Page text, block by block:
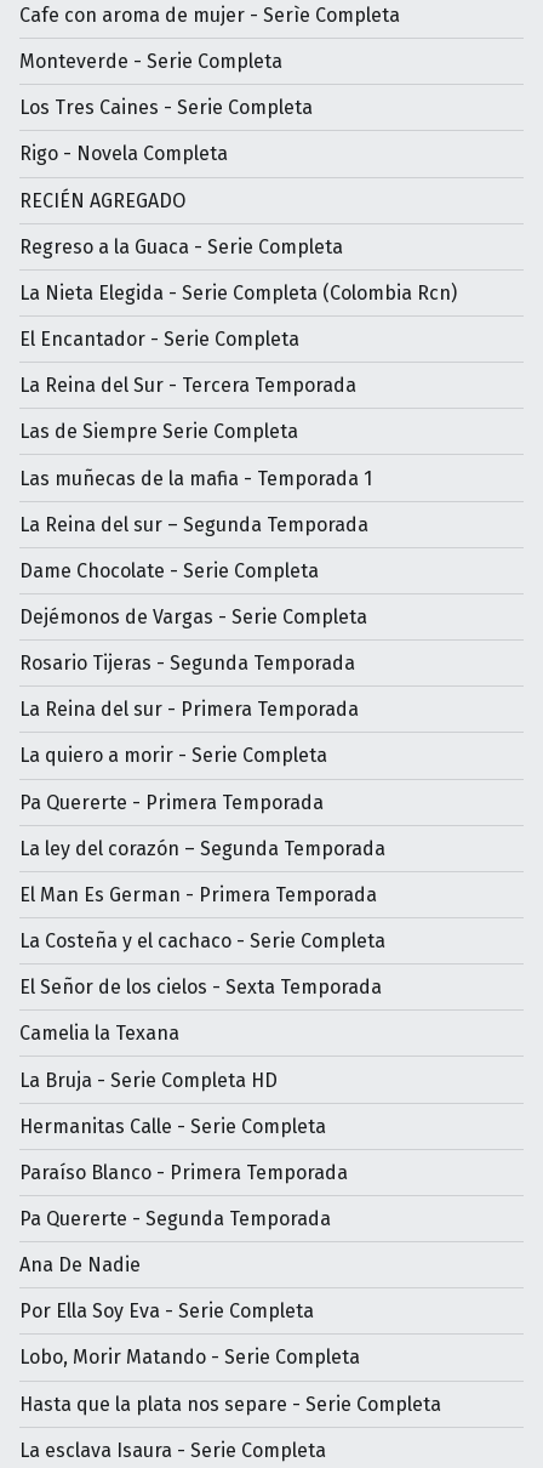
Cafe con aroma de mujer - Serìe Completa
Monteverde - Serie Completa
Los Tres Caines - Serie Completa
Rigo - Novela Completa
RECIÉN AGREGADO
Regreso a la Guaca - Serie Completa
La Nieta Elegida - Serie Completa (Colombia Rcn)
El Encantador - Serie Completa
La Reina del Sur - Tercera Temporada
Las de Siempre Serie Completa
Las muñecas de la mafia - Temporada 1
La Reina del sur – Segunda Temporada
Dame Chocolate - Serie Completa
Dejémonos de Vargas - Serie Completa
Rosario Tijeras - Segunda Temporada
La Reina del sur - Primera Temporada
La quiero a morir - Serie Completa
Pa Quererte - Primera Temporada
La ley del corazón – Segunda Temporada
El Man Es German - Primera Temporada
La Costeña y el cachaco - Serie Completa
El Señor de los cielos - Sexta Temporada
Camelia la Texana
La Bruja - Serie Completa HD
Hermanitas Calle - Serie Completa
Paraíso Blanco - Primera Temporada
Pa Quererte - Segunda Temporada
Ana De Nadie
Por Ella Soy Eva - Serie Completa
Lobo, Morir Matando - Serie Completa
Hasta que la plata nos separe - Serie Completa
La esclava Isaura - Serie Completa